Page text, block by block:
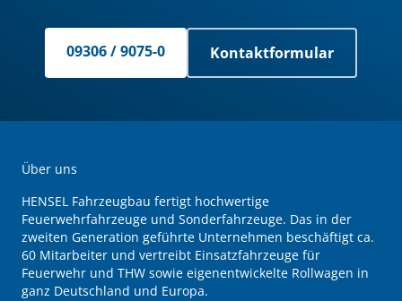
09306 / 9075-0 Kontaktformular
Über uns
HENSEL Fahrzeugbau fertigt hochwertige
Feuerwehrfahrzeuge und Sonderfahrzeuge. Das in der
zweiten Generation geführte Unternehmen beschäftigt ca.
60 Mitarbeiter und vertreibt Einsatzfahrzeuge für
Feuerwehr und THW sowie eigenentwickelte Rollwagen in
ganz Deutschland und Europa.